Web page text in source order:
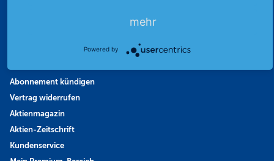
Abonnement kündigen
Vertrag widerrufen
Aktienmagazin
Aktien-Zeitschrift
Kundenservice
mehr
Powered by